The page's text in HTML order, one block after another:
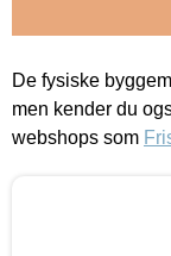
De fysiske
men kender du
webshops som